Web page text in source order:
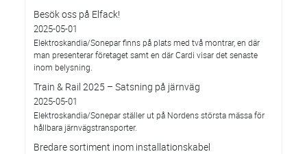
Besök oss på Elfack!
2025-05-01
Elektroskandia/Sonepar finns på plats med två montrar, en där
man presenterar företaget samt en där Cardi visar det senaste
inom belysning.
Train & Rail 2025 – Satsning på järnväg
2025-05-01
Elektroskandia/Sonepar ställer ut på Nordens största mässa för
hållbara järnvägstransporter.
Bredare sortiment inom installationskabel